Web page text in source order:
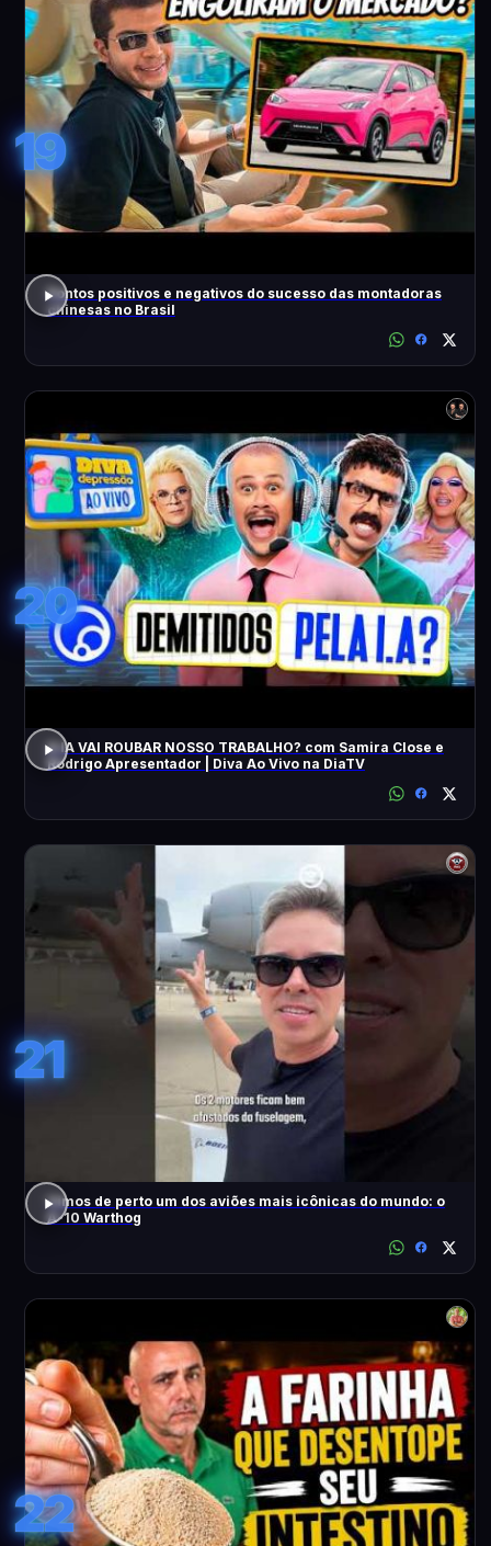
19
Pontos positivos e negativos do sucesso das montadoras
chinesas no Brasil
20
A IA VAI ROUBAR NOSSO TRABALHO? com Samira Close e
Rodrigo Apresentador | Diva Ao Vivo na DiaTV
21
Vimos de perto um dos aviões mais icônicas do mundo: o
A-10 Warthog
22